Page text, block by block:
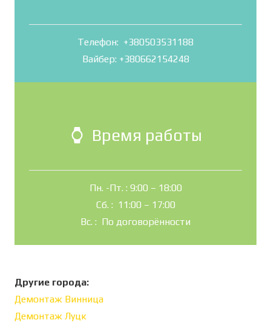
Телефон: +380503531188
Вайбер: +380662154248
watch Время работы
Пн. -Пт. : 9:00 – 18:00
Сб. : 11:00 – 17:00
Вс. : По договорённости
Другие города:
Демонтаж Винница
Демонтаж Луцк